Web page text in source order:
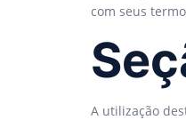
com seus
A utilização